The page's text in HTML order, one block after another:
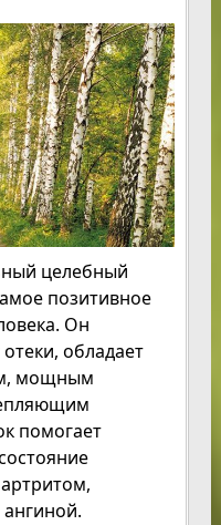
целебный
позитивное
Он
обладает
мощным
помогает